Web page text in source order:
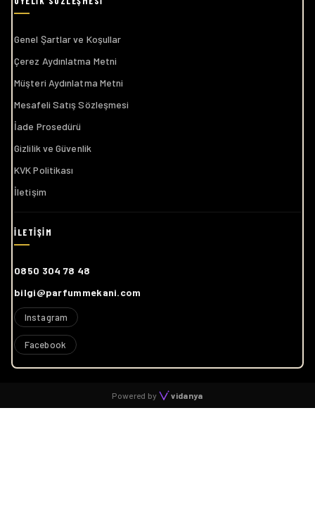
Genel Şartlar ve Koşullar
Çerez Aydınlatma Metni
Müşteri Aydınlatma Metni
Mesafeli Satış Sözleşmesi
İade Prosedürü
Gizlilik ve Güvenlik
KVK Politikası
İletişim
0850 304 78 48
bilgi@parfummekani.com
Instagram
Facebook
Powered by vidanya